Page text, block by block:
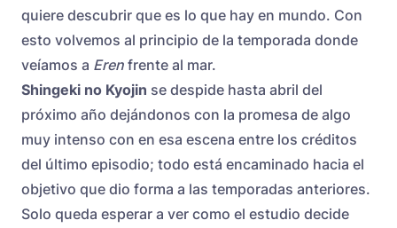
quiere descubrir que es lo que hay en mundo. Con
esto volvemos al principio de la temporada donde
veíamos a Eren frente al mar.
Shingeki no Kyojin se despide hasta abril del
próximo año dejándonos con la promesa de algo
muy intenso con en esa escena entre los créditos
del último episodio; todo está encaminado hacia el
objetivo que dio forma a las temporadas anteriores.
Solo queda esperar a ver como el estudio decide